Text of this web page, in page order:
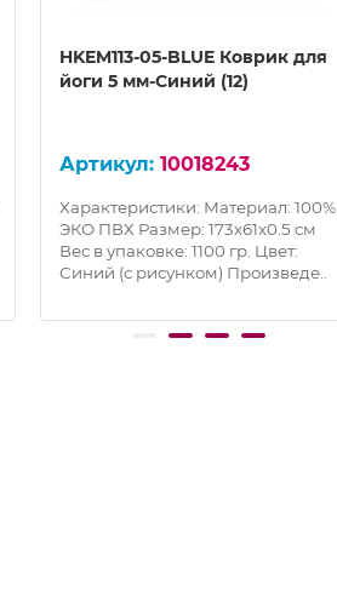
HKEM113-05-BLUE Коврик для
йоги 5 мм-Синий (12)
10018243
Характеристики: Материал: 100%
ЭКО ПВХ Размер: 173х61х0.5 см
Вес в упаковке: 1100 гр. Цвет:
Синий (с рисунком) Произведе..